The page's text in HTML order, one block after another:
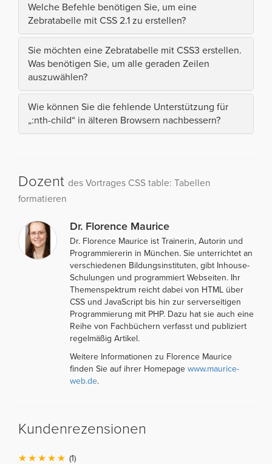
Welche Befehle benötigen Sie, um eine
Zebratabelle mit CSS 2.1 zu erstellen?
Sie möchten eine Zebratabelle mit CSS3 erstellen.
Was benötigen Sie, um alle geraden Zeilen
auszuwählen?
Wie können Sie die fehlende Unterstützung für
„:nth-child“ in älteren Browsern nachbessern?
Dozent des Vortrages CSS table: Tabellen
formatieren
Dr. Florence Maurice
Dr. Florence Maurice ist Trainerin, Autorin und
Programmiererin in München. Sie unterrichtet an
verschiedenen Bildungsinstituten, gibt Inhouse-
Schulungen und programmiert Webseiten. Ihr
Themenspektrum reicht dabei von HTML über
CSS und JavaScript bis hin zur serverseitigen
Programmierung mit PHP. Dazu hat sie auch eine
Reihe von Fachbüchern verfasst und publiziert
regelmäßig Artikel.
Weitere Informationen zu Florence Maurice
finden Sie auf ihrer Homepage www.maurice-
web.de.
Kundenrezensionen
(1)